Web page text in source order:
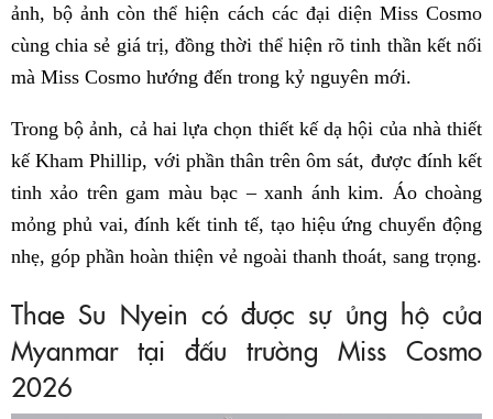
ảnh, bộ ảnh còn thể hiện cách các đại diện Miss Cosmo
cùng chia sẻ giá trị, đồng thời thể hiện rõ tinh thần kết nối
mà Miss Cosmo hướng đến trong kỷ nguyên mới.
Trong bộ ảnh, cả hai lựa chọn thiết kế dạ hội của nhà thiết
kế Kham Phillip, với phần thân trên ôm sát, được đính kết
tinh xảo trên gam màu bạc – xanh ánh kim. Áo choàng
mỏng phủ vai, đính kết tinh tế, tạo hiệu ứng chuyển động
nhẹ, góp phần hoàn thiện vẻ ngoài thanh thoát, sang trọng.
Thae Su Nyein có được sự ủng hộ của
Myanmar tại đấu trường Miss Cosmo
2026